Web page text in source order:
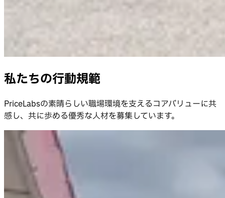
私たちの行動規範
PriceLabsの素晴らしい職場環境を支えるコアバリューに共
感し、共に歩める優秀な人材を募集しています。